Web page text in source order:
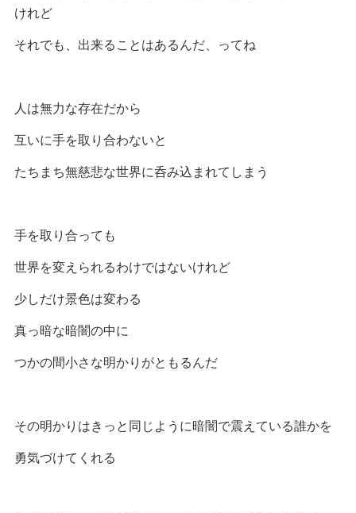
けれど
それでも、出来ることはあるんだ、ってね
人は無力な存在だから
互いに手を取り合わないと
たちまち無慈悲な世界に呑み込まれてしまう
手を取り合っても
世界を変えられるわけではないけれど
少しだけ景色は変わる
真っ暗な暗闇の中に
つかの間小さな明かりがともるんだ
その明かりはきっと同じように暗闇で震えている誰かを
勇気づけてくれる